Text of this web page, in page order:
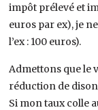
impôt prélevé et
euros par ex), je
l’ex : 100 euros).
Admettons que le
réduction de
Si mon taux colle